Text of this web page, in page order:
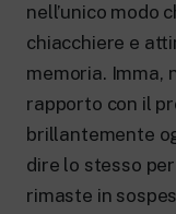
nell’unico modo
chiacchiere e
memoria.
rapporto con il
brillantemente
dire lo stesso
rimaste in